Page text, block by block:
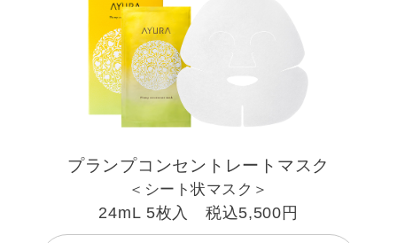
プランプコンセントレートマスク
＜シート状マスク＞
24mL 5枚入 税込5,500円